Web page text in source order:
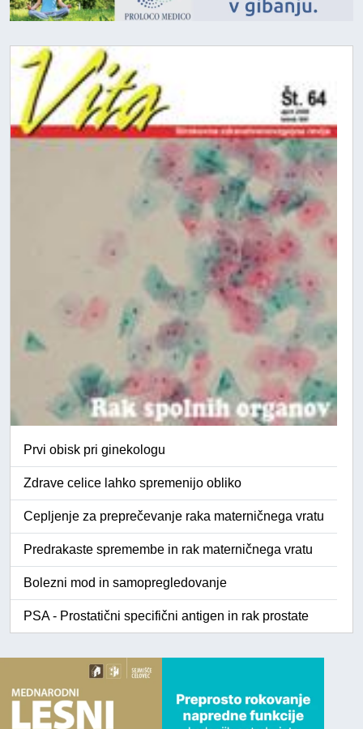
Prvi obisk pri ginekologu
Zdrave celice lahko spremenijo obliko
Cepljenje za preprečevanje raka materničnega vratu
Predrakaste spremembe in rak materničnega vratu
Bolezni mod in samopregledovanje
PSA - Prostatični specifični antigen in rak prostate